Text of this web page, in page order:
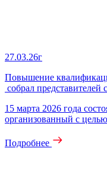
27.03.26г
Повышение
собрал
15 марта 2026 года
организованный с
Подробнее